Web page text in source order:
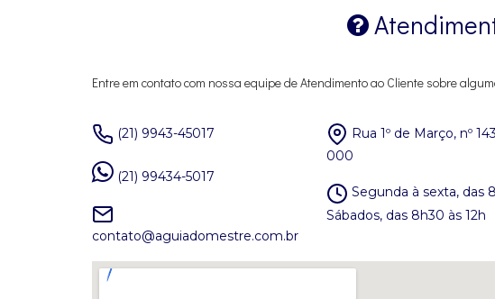
Entre em contato com nossa equipe de Atendimento ao Cliente sobre
(21) 9943-45017
(21) 99434-5017
contato@aguiadomestre.com.br
Rua 1º de Março, nº
000
Segunda à sexta, das
Sábados, das 8h30 às 12h